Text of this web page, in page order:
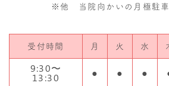
※他 当院向かいの月極駐
受付時間 月 火 水
9:30〜
13:30 ● ● ●